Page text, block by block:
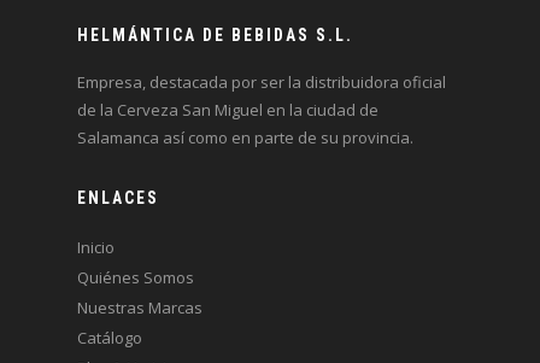
HELMÁNTICA DE BEBIDAS S.L.
Empresa, destacada por ser la distribuidora oficial
de la Cerveza San Miguel en la ciudad de
Salamanca así como en parte de su provincia.
ENLACES
Inicio
Quiénes Somos
Nuestras Marcas
Catálogo